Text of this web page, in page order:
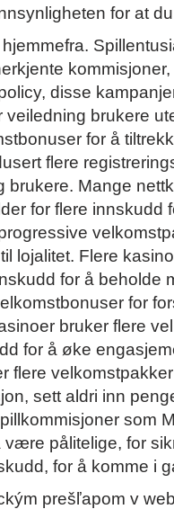
for at
disse
veiledning brukere
for å
flere
brukere. Mange
for flere innskudd
lojalitet. Flere
for å beholde
for
bruker flere
for å øke
flere
sett aldri inn
som
pålitelige, for
for å komme i
prešľapom v